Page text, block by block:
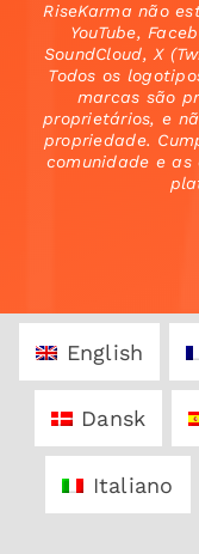
RiseKarma não
YouTube,
SoundCloud, X
Todos os
marcas são
proprietários, e
propriedade.
comunidade e
English
Dansk
Italiano